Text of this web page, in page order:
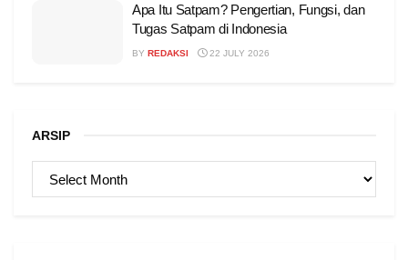
Apa Itu Satpam? Pengertian, Fungsi, dan
Tugas Satpam di Indonesia
BY REDAKSI 22 JULY 2026
ARSIP